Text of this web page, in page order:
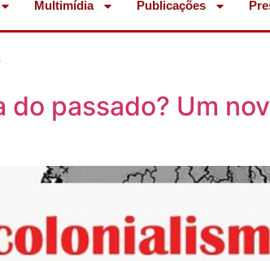
Multimídia Publicações
do passado? Um